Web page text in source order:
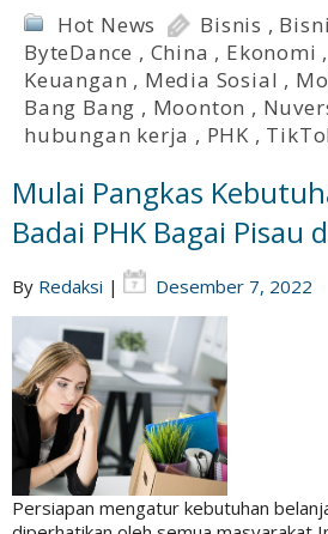
Hot News Bisnis ,
ByteDance , China , Ekonomi ,
Keuangan , Media Sosial ,
Bang Bang , Moonton ,
hubungan kerja , PHK ,
Mulai Pangkas
Badai PHK Bagai Pisau
By Redaksi | Desember 7, 2022
Persiapan mengatur kebutuhan